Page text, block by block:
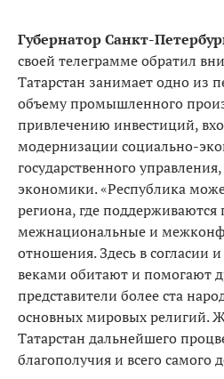
Губернатор Санкт-
своей телеграмме обратил
Татарстан занимает одно из
объему промышленного
привлечению инвестиций,
модернизации социально-
государственного
экономики. «Республика
региона, где
межнациональные и
отношения. Здесь в согласии
веками обитают и помогают
представители более ста
основных мировых религий.
Татарстан дальнейшего
благополучия и всего самого